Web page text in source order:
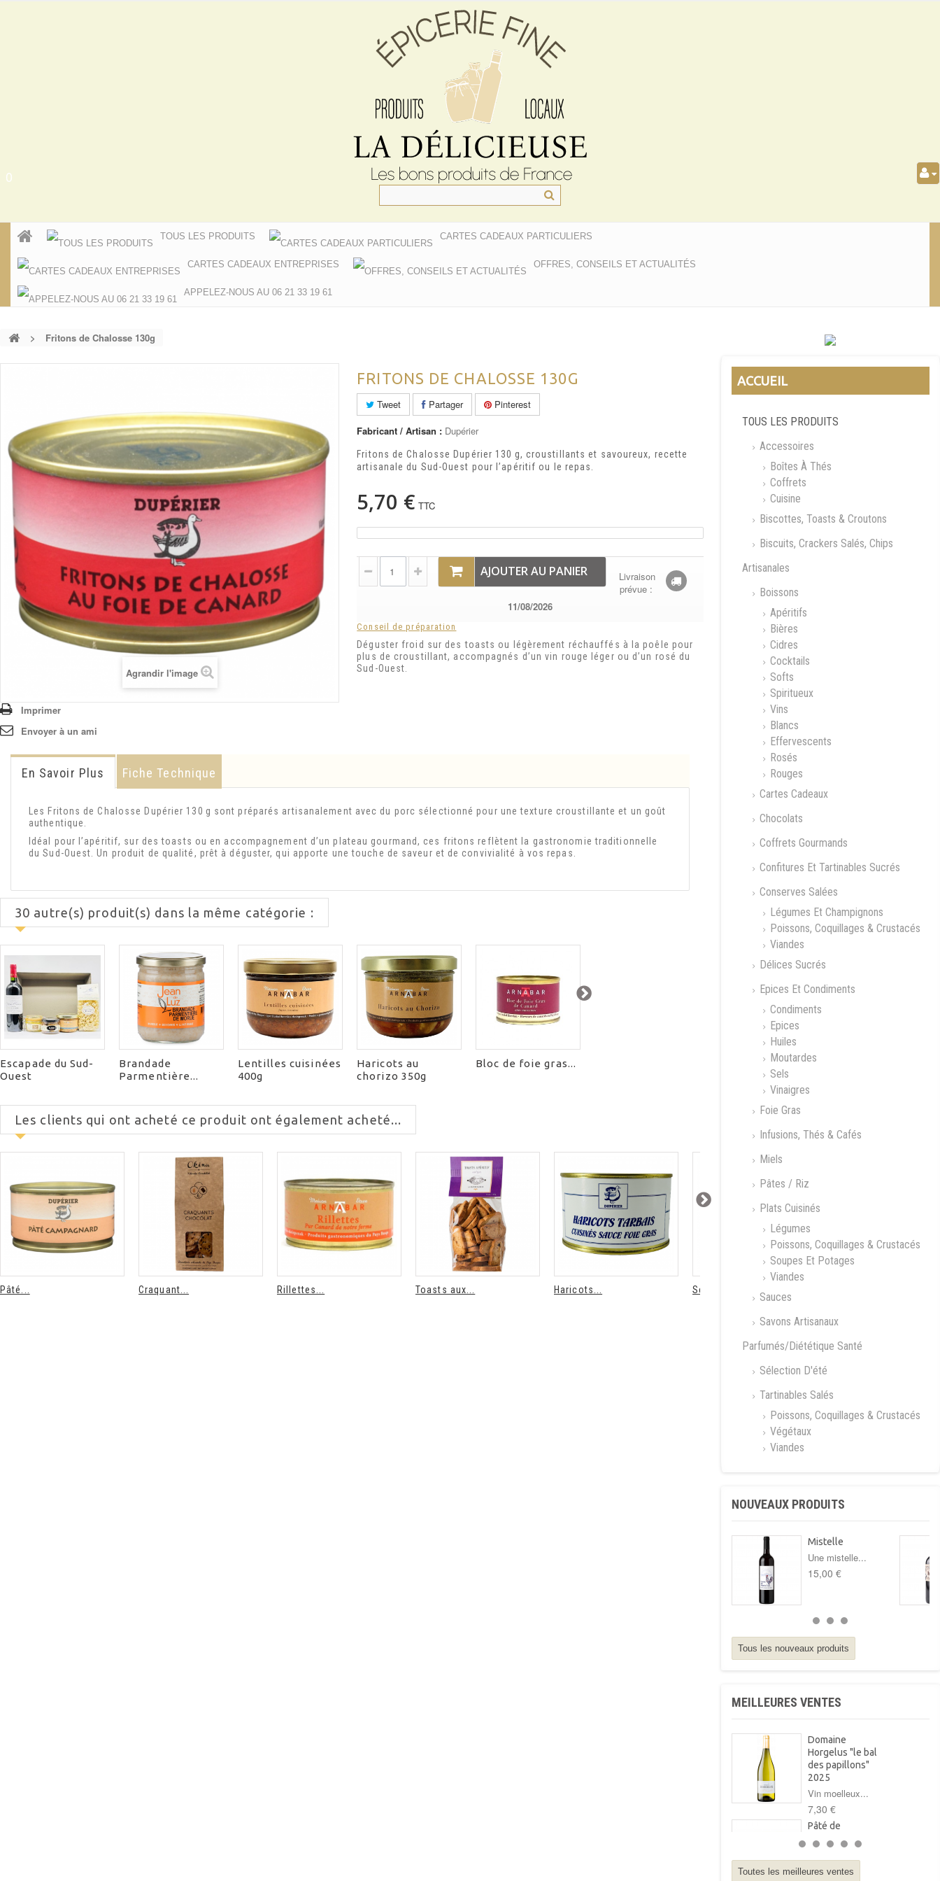
0
TOUS LES PRODUITS CARTES CADEAUX PARTICULIERS
CARTES CADEAUX ENTREPRISES OFFRES, CONSEILS ET ACTUALITÉS
APPELEZ-NOUS AU 06 21 33 19 61
> Fritons de Chalosse 130g
Agrandir l'image
Imprimer
Envoyer à un ami
FRITONS DE CHALOSSE 130G
Tweet Partager
Pinterest
Fabricant / Artisan : Dupérier
Fritons de Chalosse Dupérier 130 g, croustillants et savoureux, recette
artisanale du Sud-Ouest pour l’apéritif ou le repas.
5,70 € TTC
AJOUTER AU PANIER
Livraison
prévue :
11/08/2026
Conseil de préparation
Déguster froid sur des toasts ou légèrement réchauffés à la poêle pour
plus de croustillant, accompagnés d’un vin rouge léger ou d’un rosé du
Sud-Ouest.
En Savoir Plus Fiche Technique
Les Fritons de Chalosse Dupérier 130 g sont préparés artisanalement avec du porc sélectionné pour une texture croustillante et un goût
authentique.
Idéal pour l’apéritif, sur des toasts ou en accompagnement d’un plateau gourmand, ces fritons reflètent la gastronomie traditionnelle
du Sud-Ouest. Un produit de qualité, prêt à déguster, qui apporte une touche de saveur et de convivialité à vos repas.
30 autre(s) produit(s) dans la même catégorie :
Escapade du Sud-
Ouest
Brandade
Parmentière...
Lentilles cuisinées
400g
Haricots au
chorizo 350g
Bloc de foie gras...
Rhum Blanc Moon
Les clients qui ont acheté ce produit ont également acheté...
Pâté... Craquant... Rillettes... Toasts aux... Haricots... Sel...
ACCUEIL
TOUS LES PRODUITS
Accessoires
Boîtes À Thés
Coffrets
Cuisine
Biscottes, Toasts & Croutons
Biscuits, Crackers Salés, Chips
Artisanales
Boissons
Apéritifs
Bières
Cidres
Cocktails
Softs
Spiritueux
Vins
Blancs
Effervescents
Rosés
Rouges
Cartes Cadeaux
Chocolats
Coffrets Gourmands
Confitures Et Tartinables Sucrés
Conserves Salées
Légumes Et Champignons
Poissons, Coquillages & Crustacés
Viandes
Délices Sucrés
Epices Et Condiments
Condiments
Epices
Huiles
Moutardes
Sels
Vinaigres
Foie Gras
Infusions, Thés & Cafés
Miels
Pâtes / Riz
Plats Cuisinés
Légumes
Poissons, Coquillages & Crustacés
Soupes Et Potages
Viandes
Sauces
Savons Artisanaux
Parfumés/Diététique Santé
Sélection D'été
Tartinables Salés
Poissons, Coquillages & Crustacés
Végétaux
Viandes
NOUVEAUX PRODUITS
Mistelle
Une mistelle...
15,00 €
Tous les nouveaux produits
MEILLEURES VENTES
Domaine
Horgelus "le bal
des papillons"
2025
Vin moelleux...
7,30 €
Pâté de
campagne au foie
gras Arnabar
125g
Toutes les meilleures ventes